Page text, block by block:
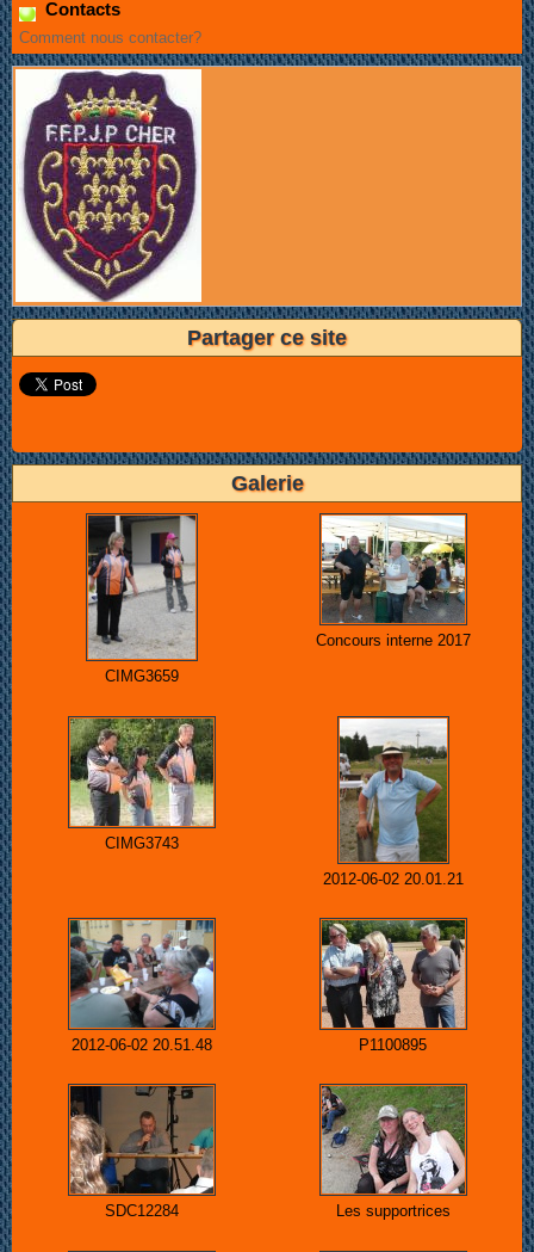
Contacts
Comment nous contacter?
Partager ce site
Galerie
CIMG3659
Concours interne 2017
CIMG3743
2012-06-02 20.01.21
2012-06-02 20.51.48 P1100895
SDC12284 Les supportrices